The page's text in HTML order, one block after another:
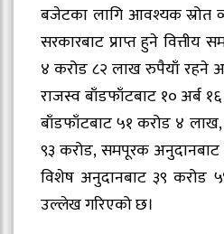
बजेटका लागि आवश्यक स्रोत
सरकारबाट प्राप्त हुने
४ करोड ८२ लाख रुपैयाँ रहने
राजस्व बाँडफाँटबाट १० अर्ब
बाँडफाँटबाट ५१ करोड ४
९३ करोड, समपूरक
विशेष अनुदानबाट ३९ करोड
उल्लेख गरिएको छ।